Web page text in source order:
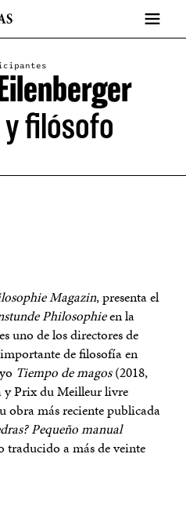
y filósofo
Magazin, presenta el
Philosophieen la
uno de los directores de
de filosofía en
Tiempo de magos(2018,
y Prix du Meilleur livre
obra más reciente publicada
Pequeño manual
traducido a más de veinte